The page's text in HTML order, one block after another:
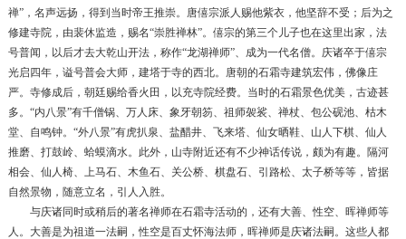
禅”，名声远扬，得到当时帝王推崇。唐僖宗派人赐他紫衣，他坚辞不受；后为之
修建寺院，由裴休监造，赐名“崇胜禅林”。僖宗的第三个儿子也在这里出家，法
号普闻，以后才去大乾山开法，称作“龙湖禅师”、成为一代名僧。庆诸卒于僖宗
光启四年，谥号普会大师，建塔于寺的西北。唐朝的石霜寺建筑宏伟，佛像庄
严。寺修成后，朝廷赐给香火田，以充寺院经费。当时的石霜景色优美，古迹甚
多。“内八景”有千僧锅、万人床、象牙朝笏、祖师袈裟、禅杖、包公砚池、枯木
堂、自鸣钟。“外八景”有虎扒泉、盐醋井、飞来塔、仙女晒鞋、山人下棋、仙人
推磨、打鼓岭、蛤蟆滴水。此外，山寺附近还有不少神话传说，颇为有趣。隔河
相会、仙人椅、上马石、木鱼石、关公桥、棋盘石、引路松、太子桥等等，皆据
自然景物，随意立名，引人入胜。
与庆诸同时或稍后的著名禅师在石霜寺活动的，还有大善、性空、晖禅师等
人。大善是为祖道一法嗣，性空是百丈怀海法师，晖禅师是庆诸法嗣。这些人都